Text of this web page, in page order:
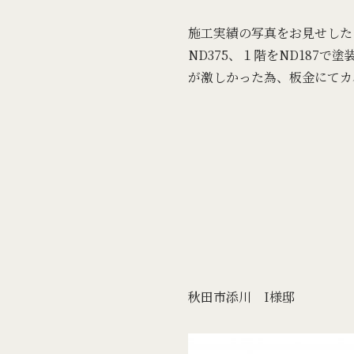
施工実績の写真をお見せし
ND375、１階をND187で塗
が激しかった為、板金にて
秋田市添川 I様邸